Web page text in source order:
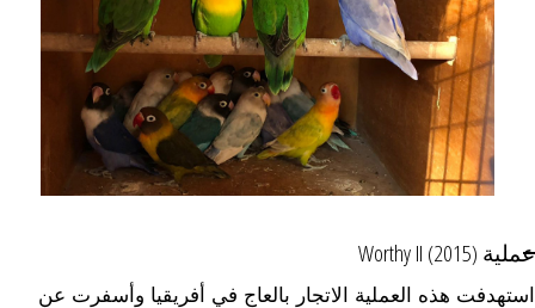
عملية Worthy II (2015)
استهدفت هذه العملية الاتجار بالعاج في أفريقيا وأسفرت عن